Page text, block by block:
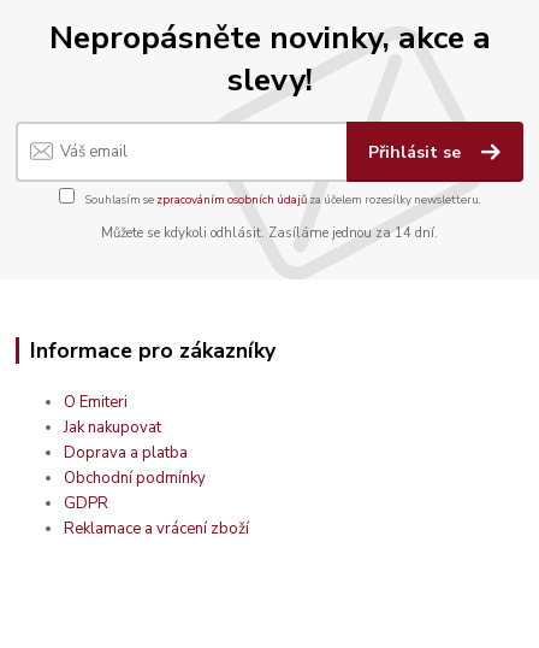
Nepropásněte novinky, akce a
slevy!
Přihlásit se
Souhlasím se zpracováním osobních údajůza účelem rozesílky newsletteru.
Můžete se kdykoli odhlásit. Zasíláme jednou za 14 dní.
Informace pro zákazníky
O Emiteri
Jak nakupovat
Doprava a platba
Obchodní podmínky
GDPR
Reklamace a vrácení zboží